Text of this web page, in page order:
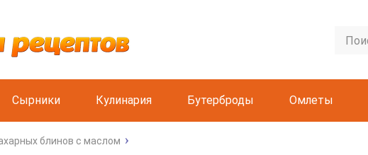
Сырники Кулинария Бутерброды Омлеты
блинов с маслом